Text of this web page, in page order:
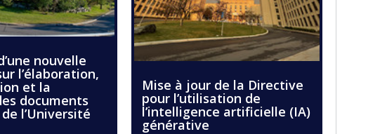
nouvelle
l’élaboration,
et la
documents
l’Université
Mise à jour de la Directive
pour l’utilisation de
l’intelligence artificielle (IA)
générative